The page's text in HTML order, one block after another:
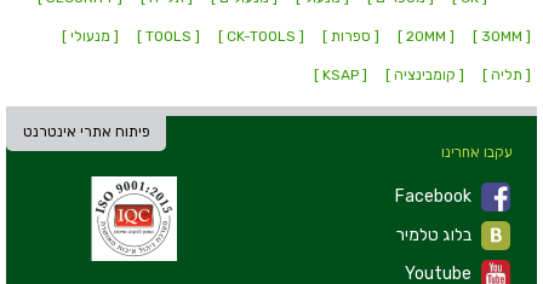
[ 30MM ]
[ 20MM ] [ ספרות ] [ CK-TOOLS ]
[ TOOLS ] [ מנעולי ]
[ תליה ] [ קומבינציה ] [ KSAP ]
פיתוח אתרי אינטרנט
עקבו אחרינו
Facebook
Youtube